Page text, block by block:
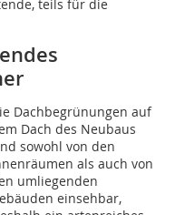
teils für die
Dachbegrünungen auf
Dach des Neubaus
sowohl von den
als auch von
umliegenden
einsehbar,